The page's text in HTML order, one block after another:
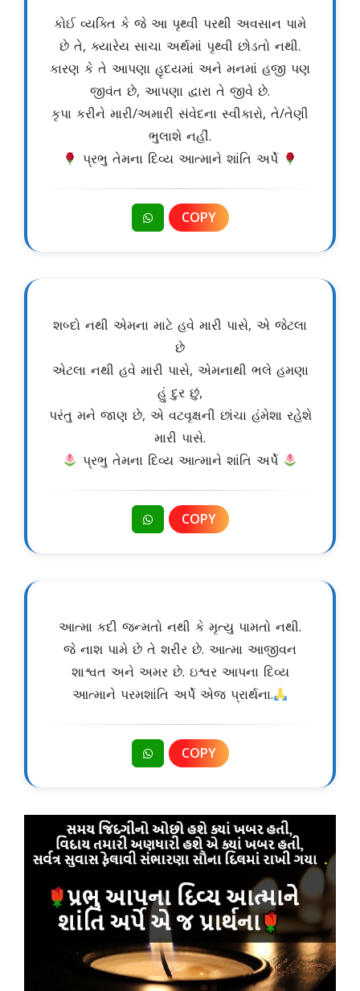
કોઈ વ્યક્તિ કે જે આ પૃથ્વી પરથી અવસાન પામે
છે તે, ક્યારેય સાચા અર્થમાં પૃથ્વી છોડતો નથી.
કારણ કે તે આપણા હૃદયમાં અને મનમાં હજી પણ
જીવંત છે, આપણા દ્વારા તે જીવે છે.
કૃપા કરીને મારી/અમારી સંવેદના સ્વીકારો, તે/તેણી
ભુલાશે નહીં.
પ્રભુ તેમના દિવ્ય આત્માને શાંતિ અર્પે
COPY
શબ્દો નથી એમના માટે હવે મારી પાસે, એ જેટલા
છે
એટલા નથી હવે મારી પાસે, એમનાથી ભલે હમણા
હું દુર છું,
પરંતુ મને જાણ છે, એ વટવૃક્ષની છાંચા હંમેશા રહેશે
મારી પાસે.
પ્રભુ તેમના દિવ્ય આત્માને શાંતિ અર્પે
COPY
આત્મા કદી જન્મતો નથી કે મૃત્યુ પામતો નથી.
જે નાશ પામે છે તે શરીર છે. આત્મા આજીવન
શાશ્વત અને અમર છે. ઇશ્વર આપના દિવ્ય
આત્માને પરમશાંતિ અર્પે એજ પ્રાર્થના.
COPY